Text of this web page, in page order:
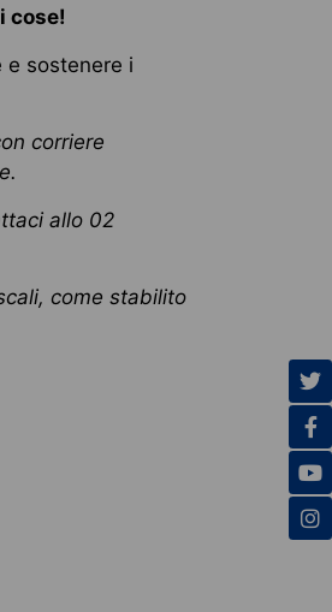
cose!
e sostenere i
corriere
allo 02
come stabilito